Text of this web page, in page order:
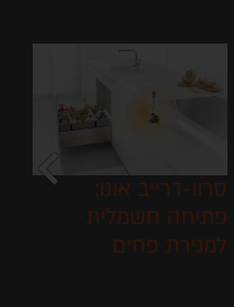
chevron_left סרוו-דרייב אונו:
פתיחה חשמלית
למגירת פחים